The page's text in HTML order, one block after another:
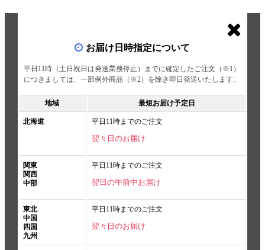
お届け日時指定について
平日11時（土日祝日は発送業務停止）までに確定したご注文（※1）
につきましては、一部例外商品（※2）を除き即日発送いたします。
地域 最短お届け予定日
北海道 平日11時までのご注文
翌々日のお届け
関東
関西
中部
平日11時までのご注文
翌日の午前中お届け
東北
中国
四国
九州
平日11時までのご注文
翌々日のお届け